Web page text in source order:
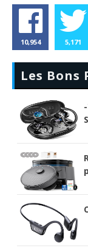
Aspirateurs
la marque
10,954 5,171
Les Bons